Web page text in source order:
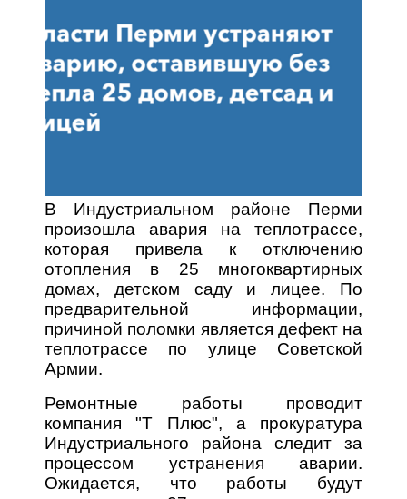
В Индустриальном районе Перми
произошла авария на теплотрассе,
которая привела к отключению
отопления в 25 многоквартирных
домах, детском саду и лицее. По
предварительной информации,
причиной поломки является дефект на
теплотрассе по улице Советской
Армии.
Ремонтные работы проводит
компания "Т Плюс", а прокуратура
Индустриального района следит за
процессом устранения аварии.
Ожидается, что работы будут